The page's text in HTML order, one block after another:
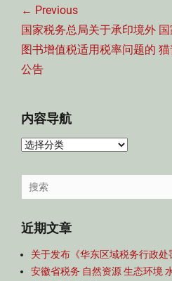
章
导
航
← Previous
Previous
post:
国家税务总局关于承印境外
图书增值税适用税率问题的
公告
内容导航
内
导
航
Search
for:
近期文章
关于发布《华东区域税务行政
安徽省税务 自然资源 生态环境